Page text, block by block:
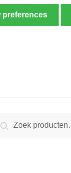
preferences
Zoeken